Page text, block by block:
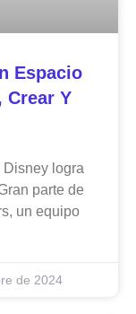
Espacio
Crear Y
logra
parte de
un equipo
de 2024